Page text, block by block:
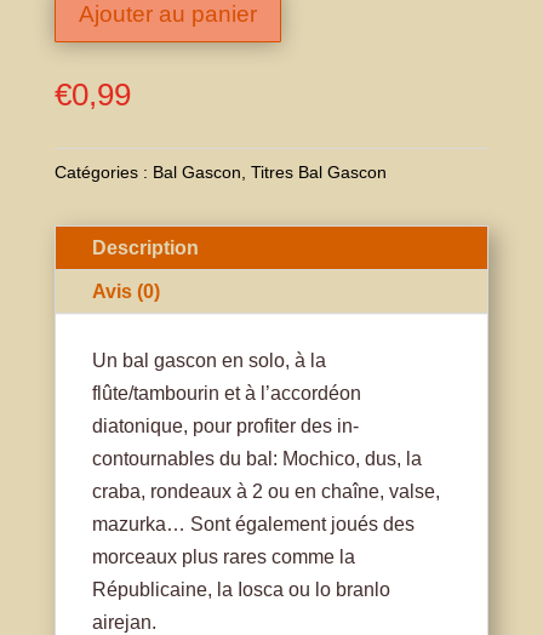
Ajouter au panier
€0,99
Catégories : Bal Gascon Titres Bal Gascon
Description
Avis (0)
Un bal gascon en solo, à la
flûte/tambourin et à l’accordéon
diatonique, pour profiter des in-
contournables du bal: Mochico, dus, la
craba, rondeaux à 2 ou en chaîne, valse,
mazurka… Sont également joués des
morceaux plus rares comme la
Républicaine, la Iosca ou lo branlo
airejan.